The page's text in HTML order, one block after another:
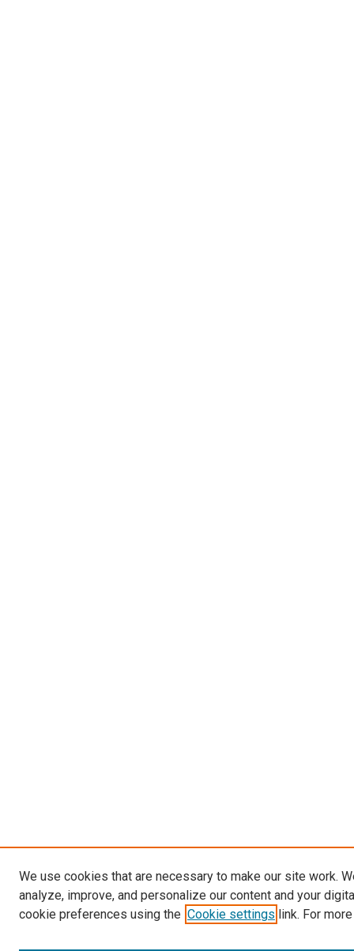
We use cookies that are necessary to make our site work.
analyze, improve, and personalize our content and your
cookie preferences using the Cookie settings link. For